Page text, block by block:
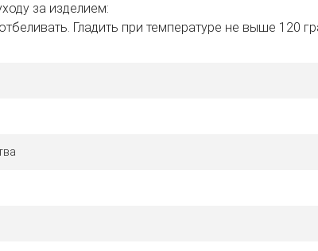
за изделием:
Гладить при температуре не выше 120